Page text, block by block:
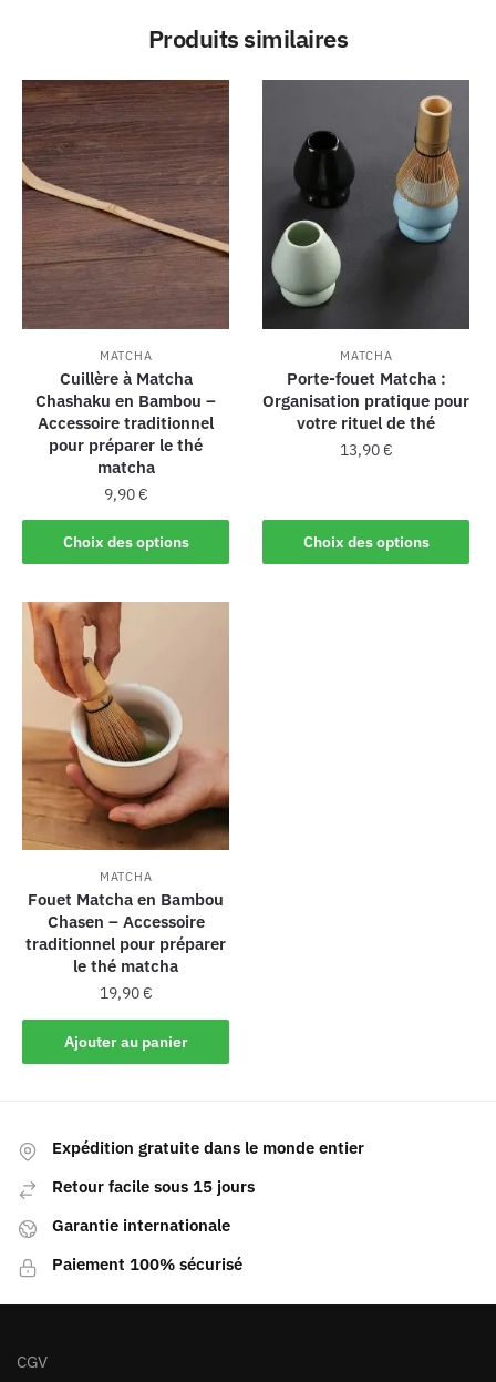
Produits similaires
MATCHA
Cuillère à Matcha
Chashaku en Bambou –
Accessoire traditionnel
pour préparer le thé
matcha
9,90€
Choix des options
MATCHA
Porte-fouet Matcha :
Organisation pratique pour
votre rituel de thé
13,90€
Choix des options
MATCHA
Fouet Matcha en Bambou
Chasen – Accessoire
traditionnel pour préparer
le thé matcha
19,90€
Ajouter au panier
Expédition gratuite dans le monde entier
Retour facile sous 15 jours
Garantie internationale
Paiement 100% sécurisé
CGV